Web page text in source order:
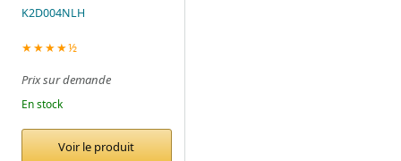
K2D004NLH
★★★★½
Prix sur demande
En stock
Voir le produit